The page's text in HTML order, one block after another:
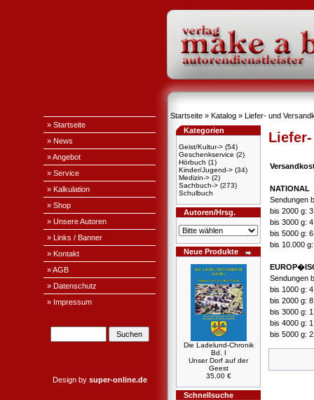
» Startseite
» News
» Angebot
» Service
» Kalkulation
» Shop
» Unsere Autoren
» Links / Banner
» Kontakt
» AGB
» Datenschutz
» Impressum
Design by super-online.de
Startseite » Katalog » Liefer- und
Kategorien
Geist/Kultur-> (54)
Geschenkservice (2)
Hörbuch (1)
Kinder/Jugend-> (34)
Medizin-> (2)
Sachbuch-> (273)
Schulbuch
Autoren/Hrsg.
Neue Produkte
Die Ladelund-Chronik
Bd. I
Unser Dorf auf der
Geest
35,00 €
Schnellsuche
NATIONAL
Sendungen
bis 2000 g:
bis 3000 g:
bis 5000 g:
bis 10.000
Sendungen
bis 1000 g:
bis 2000 g:
bis 3000 g:
bis 4000 g:
bis 5000 g: